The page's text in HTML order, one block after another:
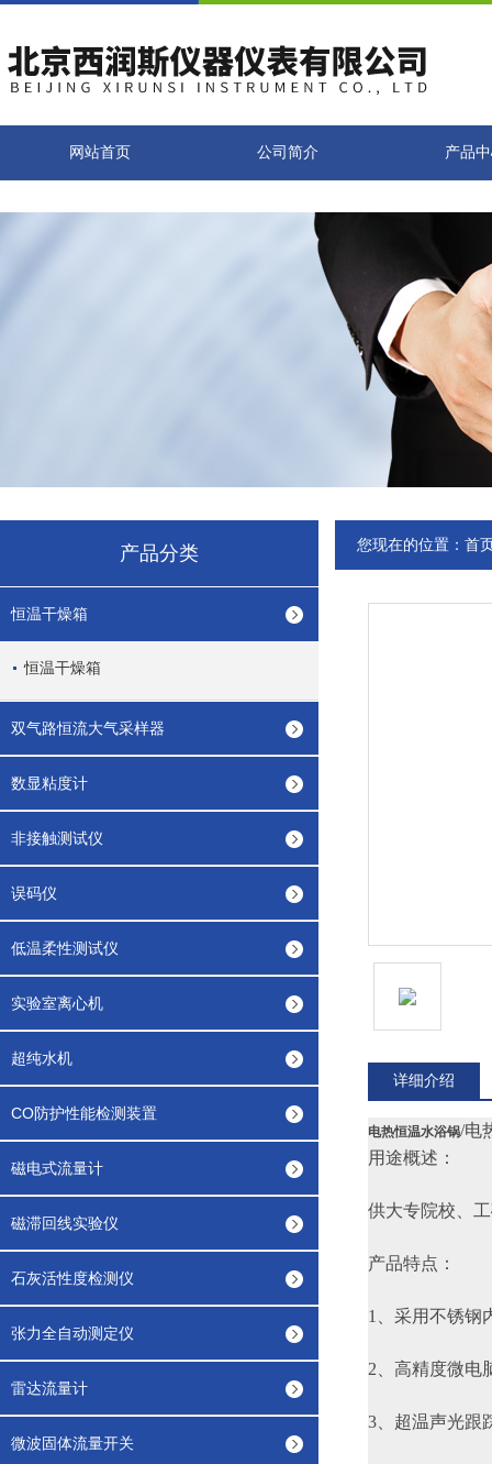
网站首页 公司简介 产品
产品分类
恒温干燥箱
恒温干燥箱
双气路恒流大气采样器
数显粘度计
非接触测试仪
误码仪
低温柔性测试仪
实验室离心机
超纯水机
CO防护性能检测装置
磁电式流量计
磁滞回线实验仪
石灰活性度检测仪
张力全自动测定仪
雷达流量计
微波固体流量开关
您现在的位置： 首
详细介绍
电热恒温水浴锅/电
用途概述：
供大专院校、
产品特点：
1、采用不锈钢
2、高精度微电
3、超温声光跟